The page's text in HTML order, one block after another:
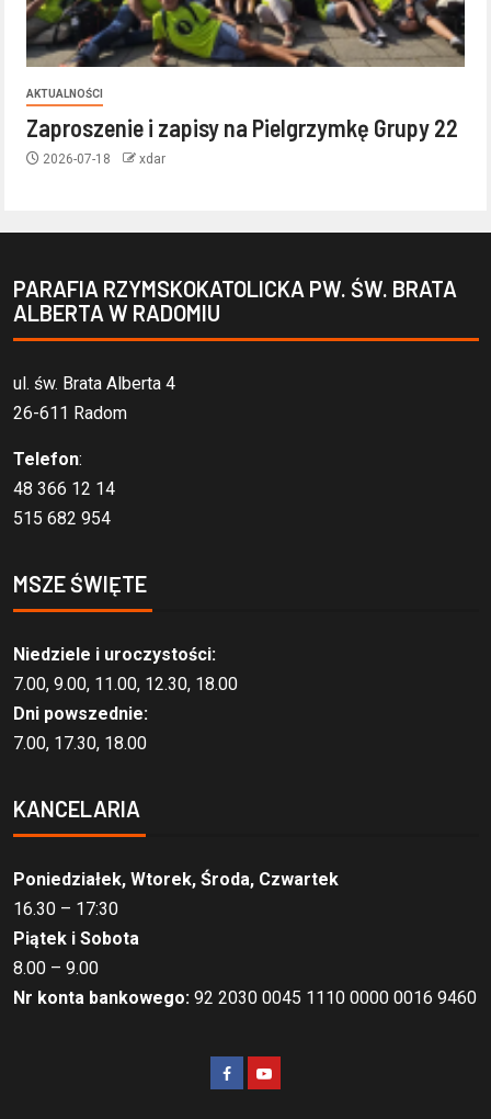
AKTUALNOŚCI
Zaproszenie i zapisy na Pielgrzymkę Grupy 22
2026-07-18 xdar
PARAFIA RZYMSKOKATOLICKA PW. ŚW. BRATA
ALBERTA W RADOMIU
ul. św. Brata Alberta 4
26-611 Radom
Telefon:
48 366 12 14
515 682 954
MSZE ŚWIĘTE
Niedziele i uroczystości:
7.00, 9.00, 11.00, 12.30, 18.00
Dni powszednie:
7.00, 17.30, 18.00
KANCELARIA
Poniedziałek, Wtorek, Środa, Czwartek
16.30 – 17:30
Piątek i Sobota
8.00 – 9.00
Nr konta bankowego:92 2030 0045 1110 0000 0016 9460